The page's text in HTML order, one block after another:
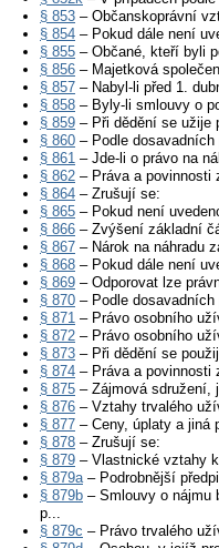
§ 853 – Občanskoprávní
§ 854 – Pokud dále není
§ 855 – Občané, kteří byli
§ 856 – Majetková
§ 857 – Nabyl-li před 1.
§ 858 – Byly-li smlouvy o
§ 859 – Při dědění se užije
§ 860 – Podle
§ 861 – Jde-li o právo na
§ 862 – Práva a povinnosti
§ 864 – Zrušují se:
§ 865 – Pokud není
§ 866 – Zvýšení základní
§ 867 – Nárok na náhradu
§ 868 – Pokud dále není
§ 869 – Odporovat lze
§ 870 – Podle
§ 871 – Právo osobního
§ 872 – Právo osobního
§ 873 – Při dědění se
§ 874 – Práva a povinnosti
§ 875 – Zájmová sdružení,
§ 876 – Vztahy trvalého
§ 877 – Ceny, úplaty a jiná
§ 878 – Zrušují se:
§ 879 – Vlastnické vztahy
§ 879a– Podrobnější
§ 879b – Smlouvy o nájmu
p...
§ 879c – Právo trvalého